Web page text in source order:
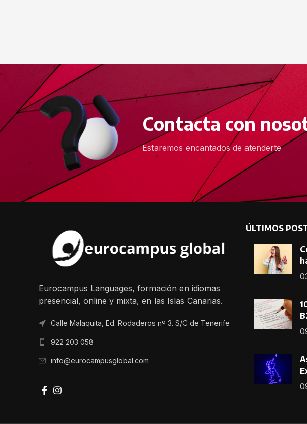
Contacta con
Estaremos encantados de atenderte
Eurocampus Languages, formación en idiomas
presencial, online y mixta, en las Islas Canarias.
Calle Malaquita, Ed. Rodaderos nº 3. S/C de Tenerife
922 203 058
info@eurocampusglobal.com
ÚLTIMOS